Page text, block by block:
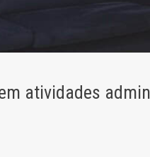
atividades